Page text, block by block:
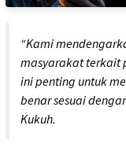
“Kami
masyarakat terkait
ini penting untuk
benar sesuai
Kukuh.